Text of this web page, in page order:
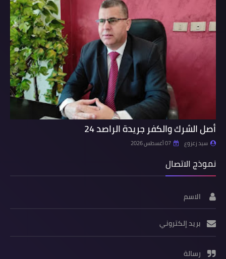
أصل الشرك والكفر جريدة الراصد 24
سيد زعزوع 07 أغسطس 2026
نموذج الاتصال
الاسم
بريد إلكتروني
رسالة